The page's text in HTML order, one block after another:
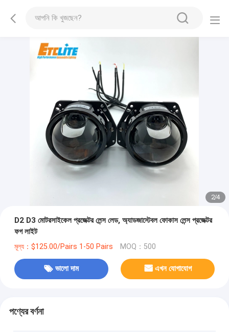
2/4
D2 D3 মোটরসাইকেল প্রজেক্টর লেন্স লেড, অ্যাডজাস্টেবল ফোকাস লেন্স প্রজেক্টর
ফগ লাইট
মূল্য：$125.00/Pairs 1-50 Pairs MOQ：500
ভালো দাম এখন যোগাযোগ
পণ্যের বর্ণনা